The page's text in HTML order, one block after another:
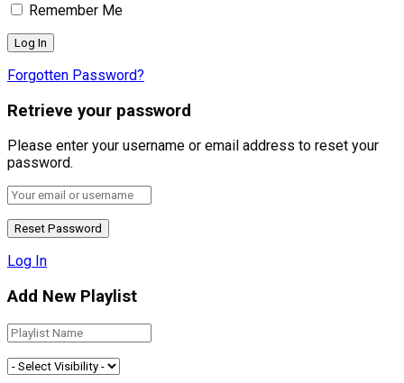
Remember Me
Forgotten Password?
Retrieve your password
Please enter your username or email address to reset your
password.
Log In
Add New Playlist